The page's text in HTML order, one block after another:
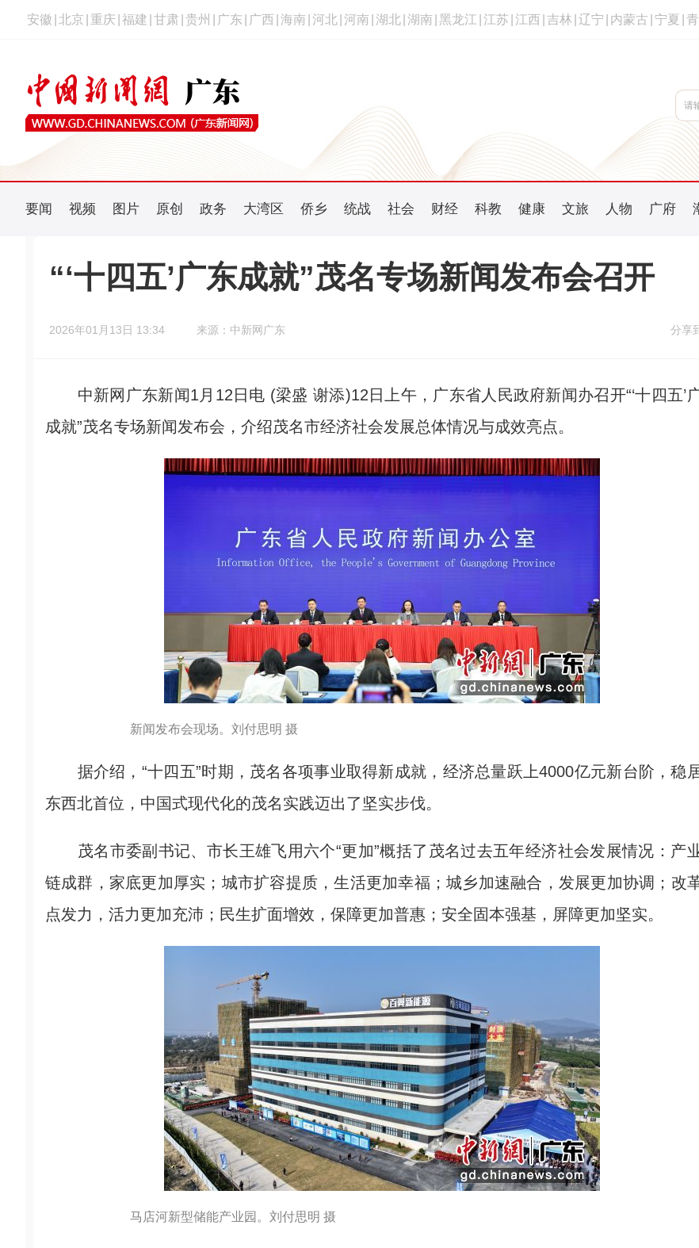
安徽 北京 重庆 福建 甘肃 贵州 广东 广西 海南 河北 河南 湖北 湖南 黑龙江 江苏 江西 吉林 辽宁 内蒙古 宁夏
要闻 视频 图片 原创 政务 大湾区 侨乡 统战 社会 财经 科教 健康 文旅 人物 广府
“‘十四五’广东成就”茂名专场新闻发布会召开
2026年01月13日 13:34 来源：中新网广东 分享
中新网广东新闻1月12日电 (梁盛 谢添)12日上午，广东省人民政府新闻办召开“‘十四五’
成就”茂名专场新闻发布会，介绍茂名市经济社会发展总体情况与成效亮点。
新闻发布会现场。刘付思明 摄
据介绍，“十四五”时期，茂名各项事业取得新成就，经济总量跃上4000亿元新台阶，稳
东西北首位，中国式现代化的茂名实践迈出了坚实步伐。
茂名市委副书记、市长王雄飞用六个“更加”概括了茂名过去五年经济社会发展情况：产
链成群，家底更加厚实；城市扩容提质，生活更加幸福；城乡加速融合，发展更加协调；改
点发力，活力更加充沛；民生扩面增效，保障更加普惠；安全固本强基，屏障更加坚实。
马店河新型储能产业园。刘付思明 摄